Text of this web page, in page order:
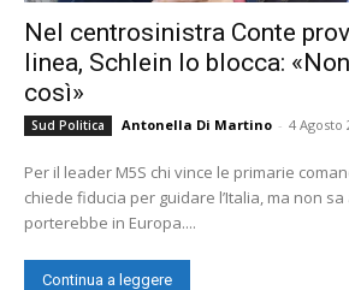
Nel centrosinistra Conte
linea, Schlein lo blocca:
così»
Sud Politica Antonella Di Martino - 4 Agosto
Per il leader M5S chi vince le primarie
chiede fiducia per guidare l’Italia, ma non
porterebbe in Europa....
Continua a leggere